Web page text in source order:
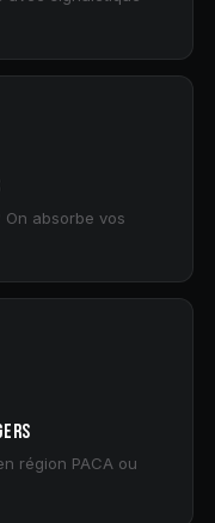
absorbe vos
région PACA ou